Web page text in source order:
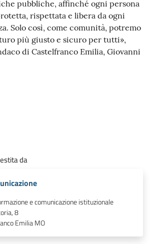
pubbliche, affinché ogni persona
rispettata e libera da ogni
Solo così, come comunità, potremo
più giusto e sicuro per tutti»,
di Castelfranco Emilia, Giovanni
da
e comunicazione istituzionale
8
Emilia MO